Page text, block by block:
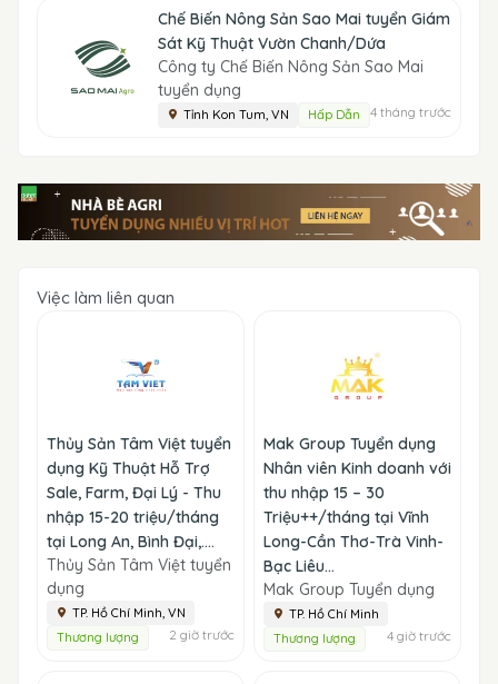
Chế Biến Nông Sản Sao Mai tuyển Giám
Sát Kỹ Thuật Vườn Chanh/Dứa
Công ty Chế Biến Nông Sản Sao Mai
tuyển dụng
Tỉnh Kon Tum, VN Hấp Dẫn 4 tháng trước
Việc làm liên quan
Thủy Sản Tâm Việt tuyển
dụng Kỹ Thuật Hỗ Trợ
Sale, Farm, Đại Lý - Thu
nhập 15-20 triệu/tháng
tại Long An, Bình Đại,....
Thủy Sản Tâm Việt tuyển
dụng
TP. Hồ Chí Minh, VN
Thương lượng
2 giờ trước
Mak Group Tuyển dụng
Nhân viên Kinh doanh với
thu nhập 15 – 30
Triệu++/tháng tại Vĩnh
Long-Cần Thơ-Trà Vinh-
Bạc Liêu...
Mak Group Tuyển dụng
TP. Hồ Chí Minh
Thương lượng
4 giờ trước